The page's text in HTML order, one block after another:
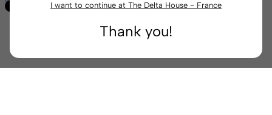
I want to continue at The Delta House - France
Thank you!